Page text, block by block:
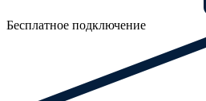
Бесплатное подключение